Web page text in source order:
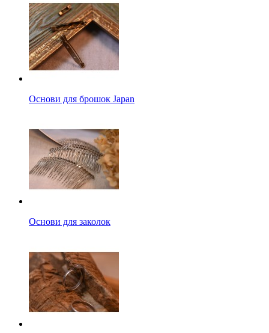
Основи для брошок Japan
Основи для заколок